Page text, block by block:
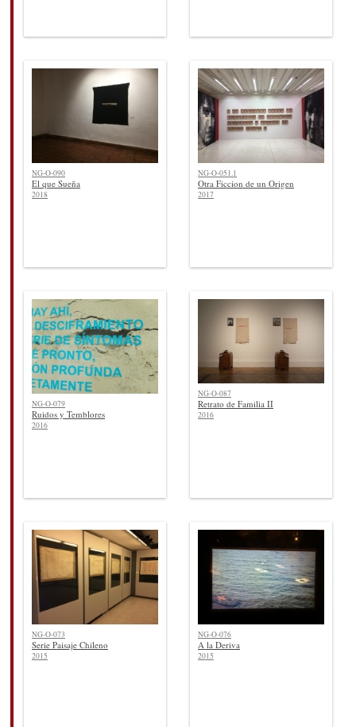
NG-O-090
El que Sueña
2018
NG-O-051.1
Otra Ficcion de un Origen
2017
NG-O-079
Ruidos y Temblores
2016
NG-O-087
Retrato de Familia II
2016
NG-O-073
Serie Paisaje Chileno
2015
NG-O-076
A la Deriva
2015